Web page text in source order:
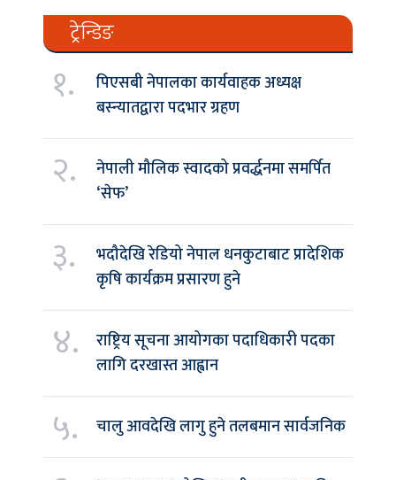
ट्रेन्डिङ
१.
पिएसबी नेपालका कार्यवाहक अध्यक्ष
बस्न्यातद्वारा पदभार ग्रहण
२.
नेपाली मौलिक स्वादको प्रवर्द्धनमा समर्पित
‘सेफ’
३.
भदौदेखि रेडियो नेपाल धनकुटाबाट प्रादेशिक
कृषि कार्यक्रम प्रसारण हुने
४.
राष्ट्रिय सूचना आयोगका पदाधिकारी पदका
लागि दरखास्त आह्वान
५. चालु आवदेखि लागु हुने तलबमान सार्वजनिक